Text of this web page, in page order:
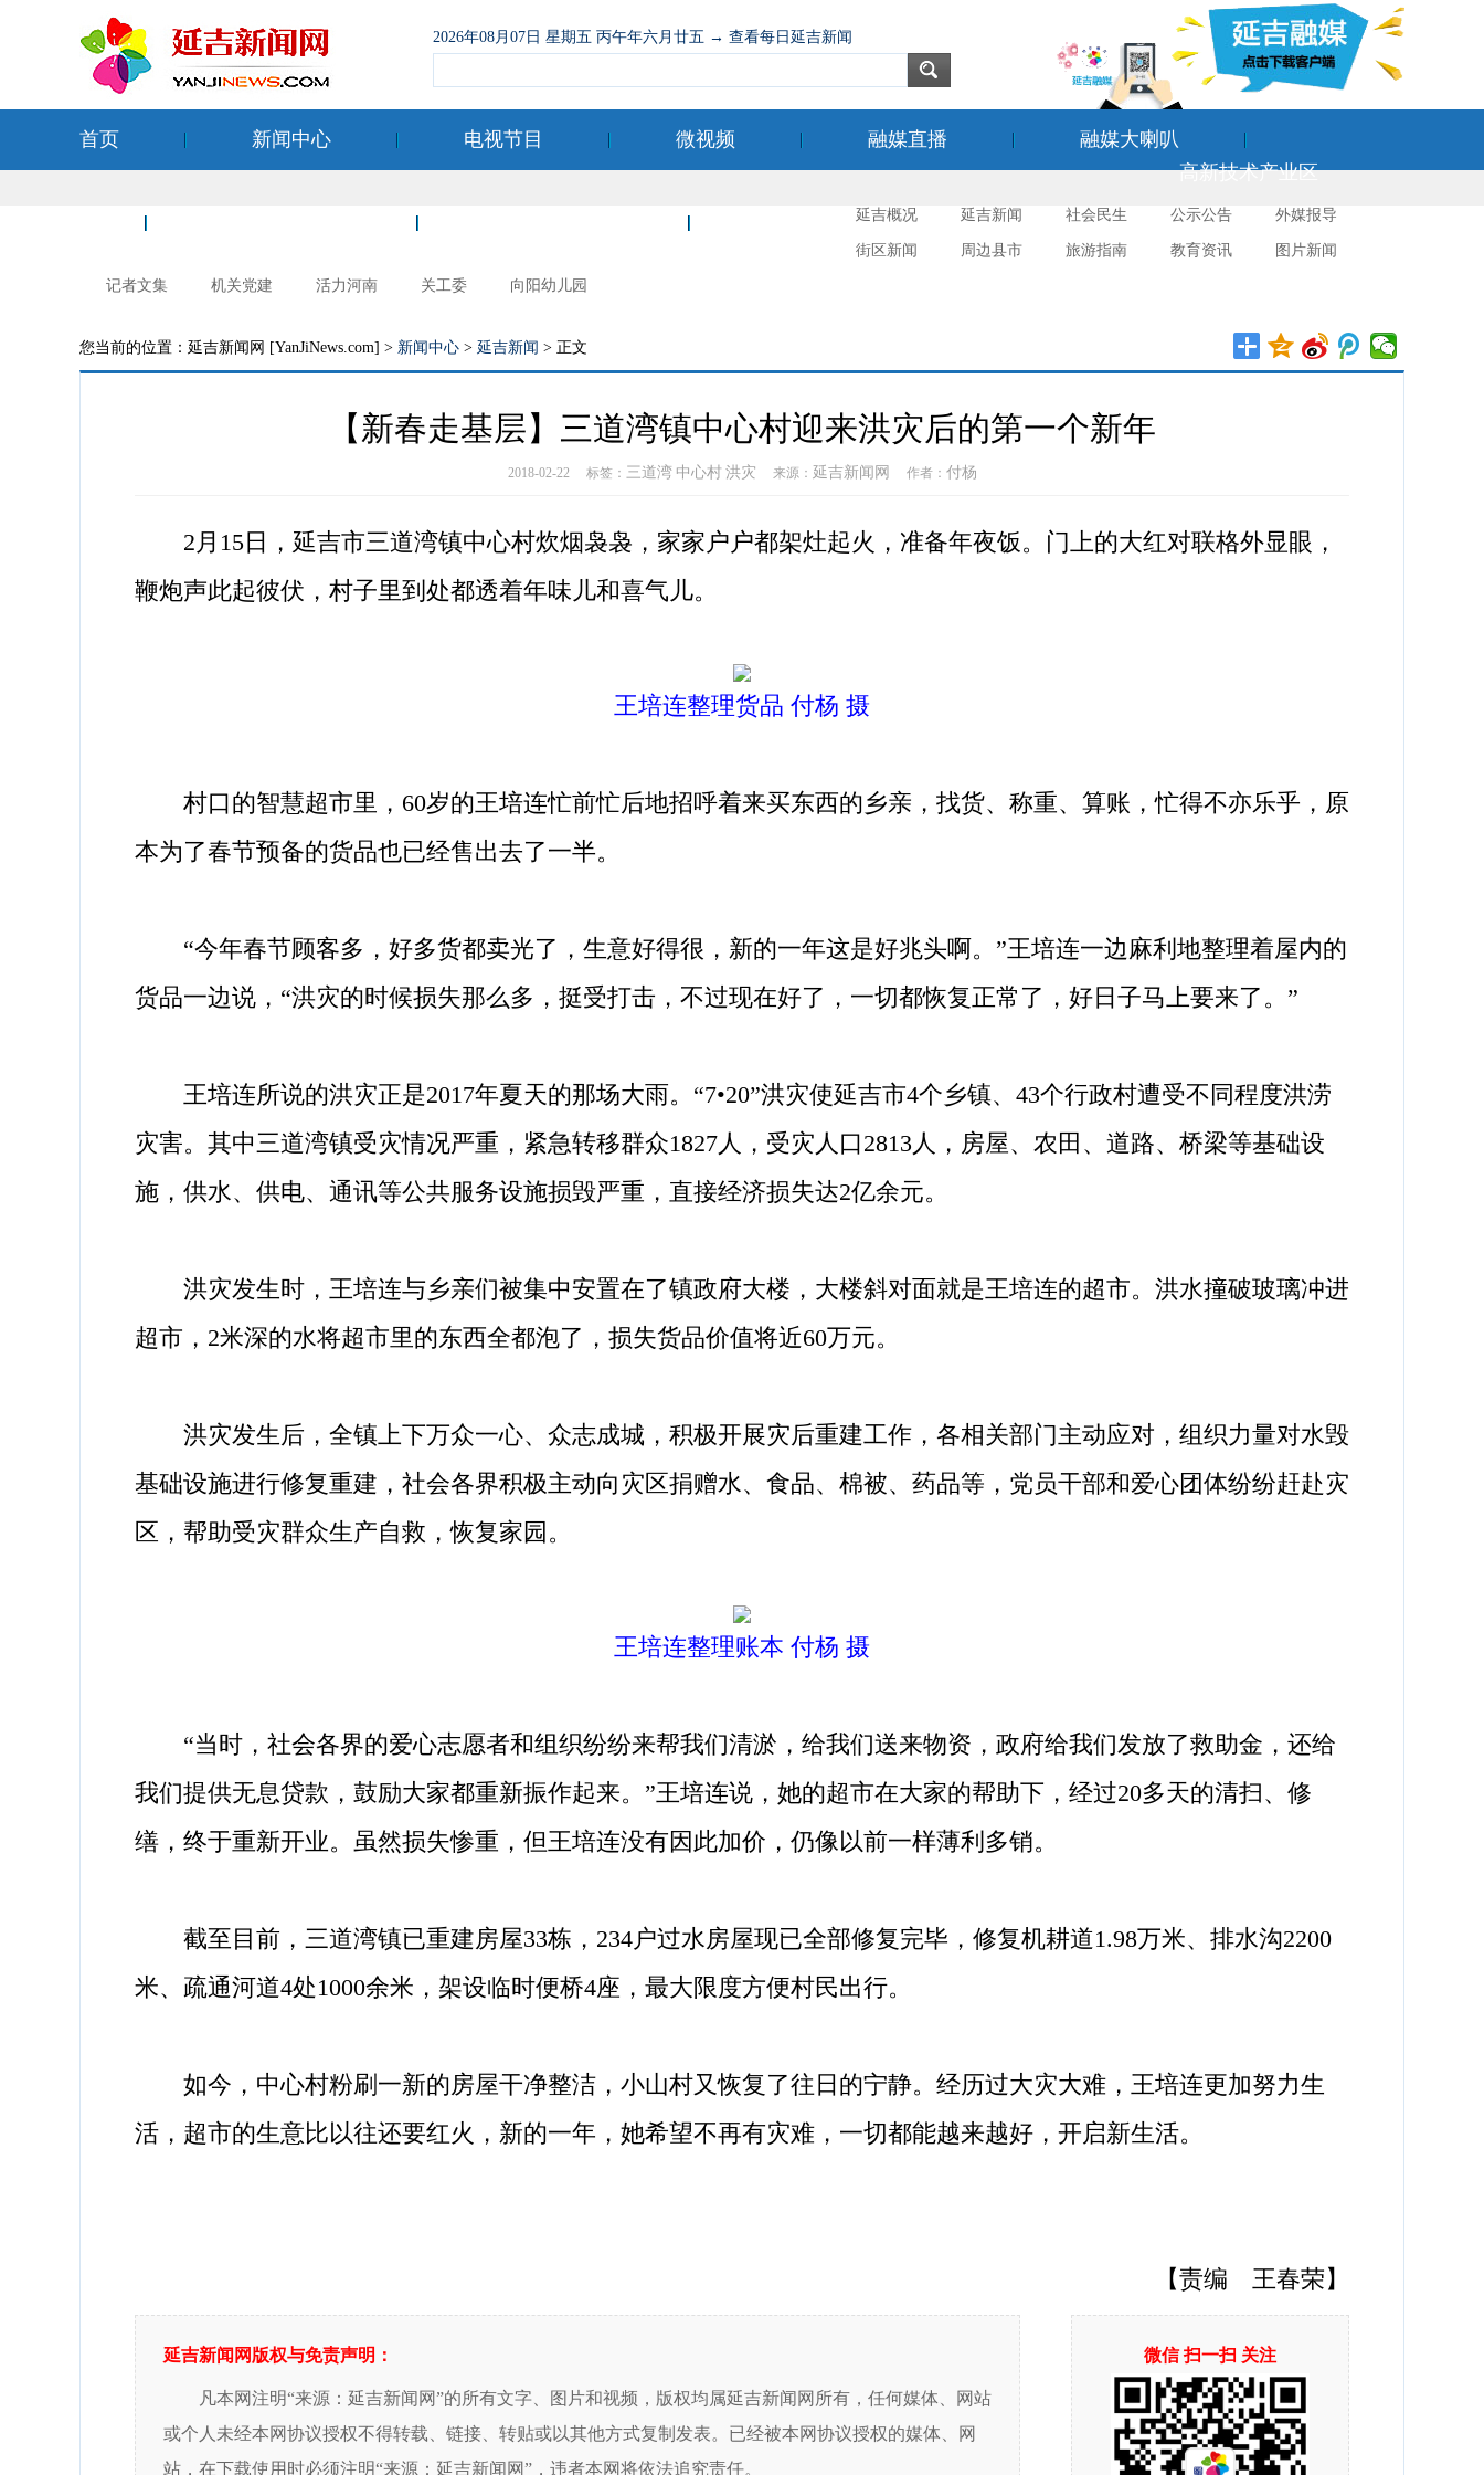
2026年08月07日 星期五 丙午年六月廿五 → 查看每日延吉新闻
首页 新闻中心 电视节目 微视频 融媒直播
融媒大喇叭
高新技术产业区
延吉概况 延吉新闻 社会民生 公示公告 外媒报导
街区新闻 周边县市 旅游指南 教育资讯 图片新闻
记者文集 机关党建 活力河南 关工委 向阳幼儿园
您当前的位置：延吉新闻网 [YanJiNews.com] > 新闻中心 > 延吉新闻 > 正文
【新春走基层】三道湾镇中心村迎来洪灾后的第一个新年
2018-02-22 标签： 三道湾 中心村 洪灾 来源： 延吉新闻网 作者： 付杨
2月15日，延吉市三道湾镇中心村炊烟袅袅，家家户户都架灶起火，准备年夜饭。门上的大红对联格外显眼，
鞭炮声此起彼伏，村子里到处都透着年味儿和喜气儿。
王培连整理货品 付杨 摄
村口的智慧超市里，60岁的王培连忙前忙后地招呼着来买东西的乡亲，找货、称重、算账，忙得不亦乐乎，原
本为了春节预备的货品也已经售出去了一半。
“今年春节顾客多，好多货都卖光了，生意好得很，新的一年这是好兆头啊。”王培连一边麻利地整理着屋内的
货品一边说，“洪灾的时候损失那么多，挺受打击，不过现在好了，一切都恢复正常了，好日子马上要来了。”
王培连所说的洪灾正是2017年夏天的那场大雨。“7•20”洪灾使延吉市4个乡镇、43个行政村遭受不同程度洪涝
灾害。其中三道湾镇受灾情况严重，紧急转移群众1827人，受灾人口2813人，房屋、农田、道路、桥梁等基础设
施，供水、供电、通讯等公共服务设施损毁严重，直接经济损失达2亿余元。
洪灾发生时，王培连与乡亲们被集中安置在了镇政府大楼，大楼斜对面就是王培连的超市。洪水撞破玻璃冲进
超市，2米深的水将超市里的东西全都泡了，损失货品价值将近60万元。
洪灾发生后，全镇上下万众一心、众志成城，积极开展灾后重建工作，各相关部门主动应对，组织力量对水毁
基础设施进行修复重建，社会各界积极主动向灾区捐赠水、食品、棉被、药品等，党员干部和爱心团体纷纷赶赴灾
区，帮助受灾群众生产自救，恢复家园。
王培连整理账本 付杨 摄
“当时，社会各界的爱心志愿者和组织纷纷来帮我们清淤，给我们送来物资，政府给我们发放了救助金，还给
我们提供无息贷款，鼓励大家都重新振作起来。”王培连说，她的超市在大家的帮助下，经过20多天的清扫、修
缮，终于重新开业。虽然损失惨重，但王培连没有因此加价，仍像以前一样薄利多销。
截至目前，三道湾镇已重建房屋33栋，234户过水房屋现已全部修复完毕，修复机耕道1.98万米、排水沟2200
米、疏通河道4处1000余米，架设临时便桥4座，最大限度方便村民出行。
如今，中心村粉刷一新的房屋干净整洁，小山村又恢复了往日的宁静。经历过大灾大难，王培连更加努力生
活，超市的生意比以往还要红火，新的一年，她希望不再有灾难，一切都能越来越好，开启新生活。
【责编 王春荣】
微信 扫一扫 关注
延吉新闻网版权与免责声明：
凡本网注明“来源：延吉新闻网”的所有文字、图片和视频，版权均属延吉新闻网所有，任何媒体、网站
或个人未经本网协议授权不得转载、链接、转贴或以其他方式复制发表。已经被本网协议授权的媒体、网
站，在下载使用时必须注明“来源：延吉新闻网”，违者本网将依法追究责任。